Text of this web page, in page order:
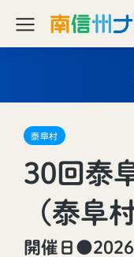
泰阜村
30回泰
（泰阜
開催日